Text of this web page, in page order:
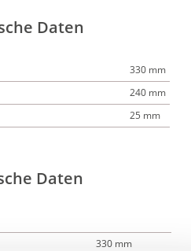
Daten
330 mm
240 mm
25 mm
Daten
330 mm